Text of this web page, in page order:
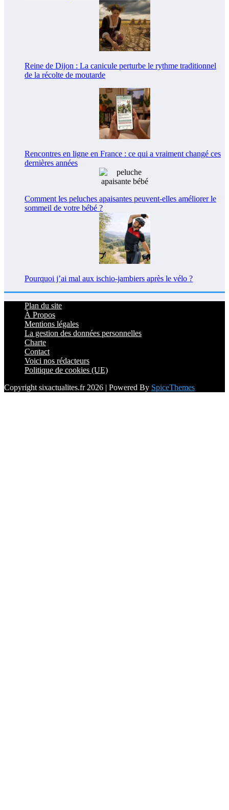
Reine de Dijon : La canicule perturbe le rythme traditionnel
de la récolte de moutarde
Rencontres en ligne en France : ce qui a vraiment changé ces
dernières années
Comment les peluches apaisantes peuvent-elles améliorer le
sommeil de votre bébé ?
Pourquoi j’ai mal aux ischio-jambiers après le vélo ?
Plan du site
À Propos
Mentions légales
La gestion des données personnelles
Charte
Contact
Voici nos rédacteurs
Politique de cookies (UE)
Copyright sixactualites.fr 2026 | Powered By SpiceThemes